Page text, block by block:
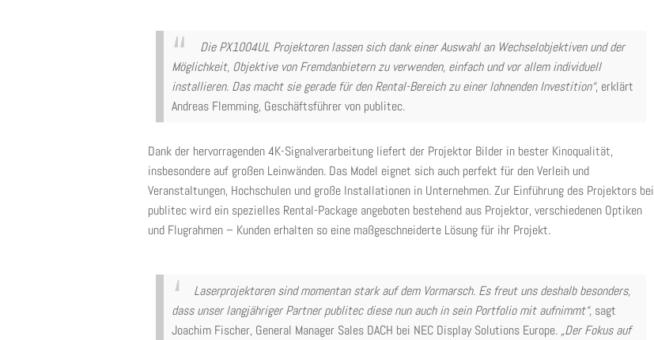
Die PX1004UL Projektoren lassen sich dank einer Auswahl an Wechselobjektiven und der
Möglichkeit, Objektive von Fremdanbietern zu verwenden, einfach und vor allem individuell
installieren. Das macht sie gerade für den Rental-Bereich zu einer lohnenden Investition“, erklärt
Andreas Flemming, Geschäftsführer von publitec.
Dank der hervorragenden 4K-Signalverarbeitung liefert der Projektor Bilder in bester Kinoqualität,
insbesondere auf großen Leinwänden. Das Model eignet sich auch perfekt für den Verleih und
Veranstaltungen, Hochschulen und große Installationen in Unternehmen. Zur Einführung des Projektors bei
publitec wird ein spezielles Rental-Package angeboten bestehend aus Projektor, verschiedenen Optiken
und Flugrahmen – Kunden erhalten so eine maßgeschneiderte Lösung für ihr Projekt.
Laserprojektoren sind momentan stark auf dem Vormarsch. Es freut uns deshalb besonders,
dass unser langjähriger Partner publitec diese nun auch in sein Portfolio mit aufnimmt“, sagt
Joachim Fischer, General Manager Sales DACH bei NEC Display Solutions Europe. „Der Fokus auf